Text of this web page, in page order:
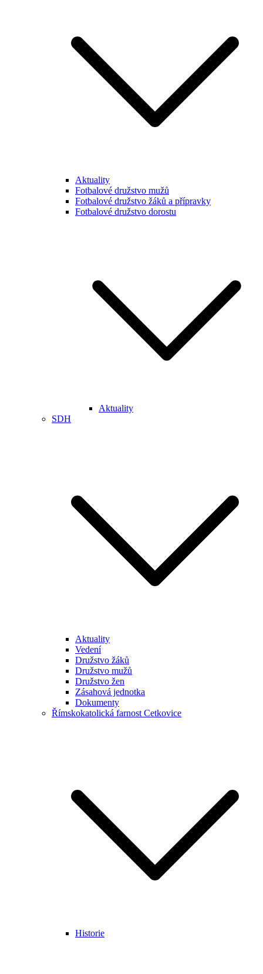
Aktuality
Fotbalové družstvo mužů
Fotbalové družstvo žáků a přípravky
Fotbalové družstvo dorostu
Aktuality
SDH
Aktuality
Vedení
Družstvo žáků
Družstvo mužů
Družstvo žen
Zásahová jednotka
Dokumenty
Římskokatolická farnost Cetkovice
Historie